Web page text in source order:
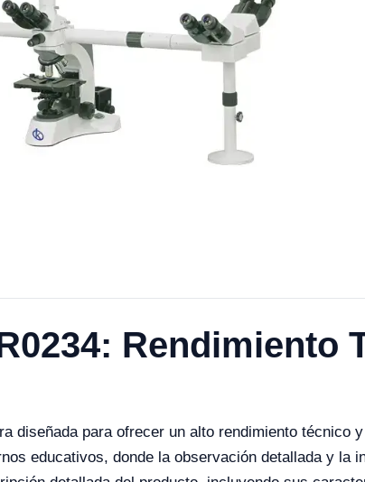
Rendimiento
diseñada para ofrecer un alto rendimiento técnico
educativos, donde la observación detallada y la